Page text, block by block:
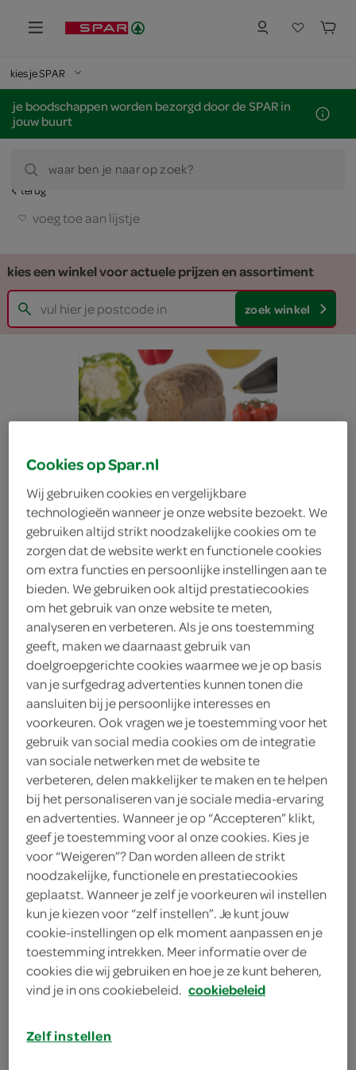
kies je SPAR
je boodschappen worden bezorgd door de SPAR in
jouw buurt
waar ben je naar op zoek?
terug
voeg toe aan lijstje
kies een winkel voor actuele prijzen en assortiment
zoek winkel
Trendy Candy fruitgom
zuur
Trendy Candy
2.
99
200 Gram
Let op: aanbiedingen zijn niet zichtbaar bij de
producten, maar worden wél automatisch
verwerkt in de winkelmand.
Cookies op Spar.nl
Wij gebruiken cookies en vergelijkbare
technologieën wanneer je onze website bezoekt. We
gebruiken altijd strikt noodzakelijke cookies om te
zorgen dat de website werkt en functionele cookies
om extra functies en persoonlijke instellingen aan te
bieden. We gebruiken ook altijd prestatiecookies
om het gebruik van onze website te meten,
analyseren en verbeteren. Als je ons toestemming
geeft, maken we daarnaast gebruik van
doelgroepgerichte cookies waarmee we je op basis
van je surfgedrag advertenties kunnen tonen die
aansluiten bij je persoonlijke interesses en
voorkeuren. Ook vragen we je toestemming voor het
gebruik van social media cookies om de integratie
van sociale netwerken met de website te
verbeteren, delen makkelijker te maken en te helpen
bij het personaliseren van je sociale media-ervaring
en advertenties. Wanneer je op “Accepteren” klikt,
geef je toestemming voor al onze cookies. Kies je
voor “Weigeren”? Dan worden alleen de strikt
noodzakelijke, functionele en prestatiecookies
geplaatst. Wanneer je zelf je voorkeuren wil instellen
kun je kiezen voor “zelf instellen”. Je kunt jouw
cookie-instellingen op elk moment aanpassen en je
toestemming intrekken. Meer informatie over de
cookies die wij gebruiken en hoe je ze kunt beheren,
vind je in ons cookiebeleid. cookiebeleid
Zelf instellen